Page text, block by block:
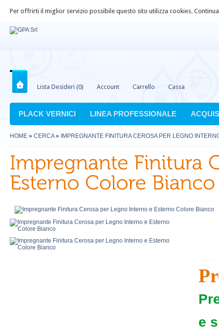
Per offrirti il miglior servizio possibile questo sito utilizza cookies.
Lista Desideri (0) Account Carrello Cassa
PLACK VERNICI LINEA PROFESSIONALE
HOME » CERCA» IMPREGNANTE FINITURA CEROSA PER LEGNO
e